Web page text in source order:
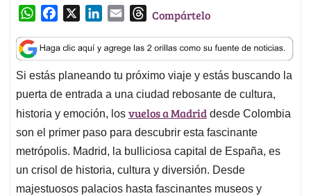
W
a
t
s
A
p
p
c
e
b
o
o
k
n
k
e
d
I
n
a
i
l
T
r
e
a
d
s
Compártelo
Si estás planeando tu próximo viaje y estás buscando la
puerta de entrada a una ciudad rebosante de cultura,
historia y emoción, los vuelos a Madrid desde Colombia
son el primer paso para descubrir esta fascinante
metrópolis. Madrid, la bulliciosa capital de España, es
un crisol de historia, cultura y diversión. Desde
majestuosos palacios hasta fascinantes museos y